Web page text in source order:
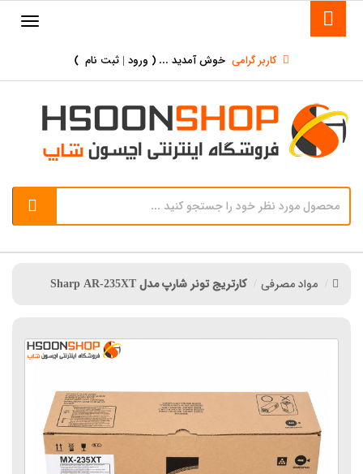
کاربر گرامی خوش آمدید ... ( ورود | ثبت نام )
مواد مصرفی کارتریج تونر شارپ مدل Sharp AR-235XT